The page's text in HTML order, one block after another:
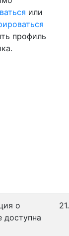
или
профиль
о
доступна